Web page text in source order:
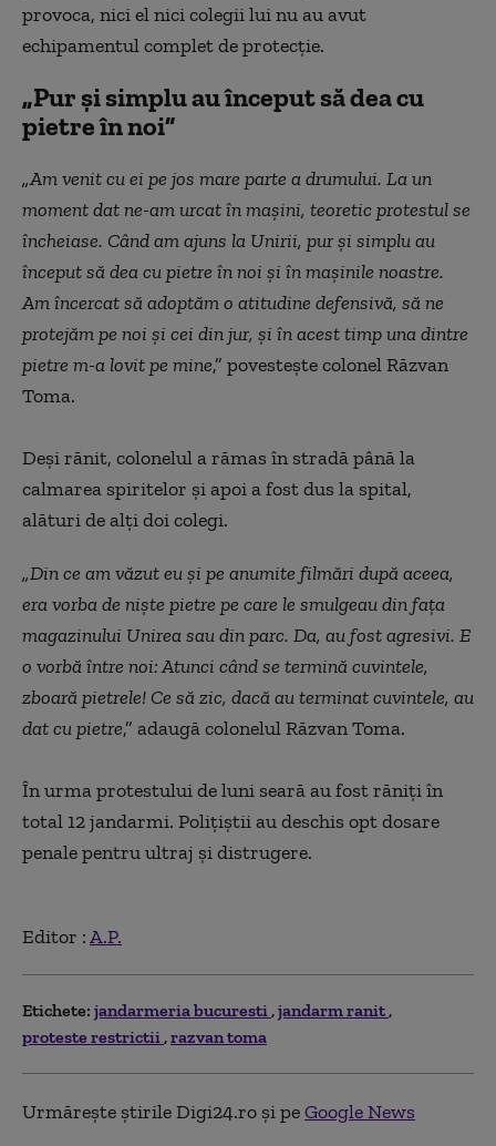
provoca, nici el nici colegii lui nu au avut
echipamentul complet de protecție.
„Pur și simplu au început să dea cu
pietre în noi”
„Am venit cu ei pe jos mare parte a drumului. La un
moment dat ne-am urcat în mașini, teoretic protestul se
încheiase. Când am ajuns la Unirii, pur și simplu au
început să dea cu pietre în noi și în mașinile noastre.
Am încercat să adoptăm o atitudine defensivă, să ne
protejăm pe noi și cei din jur, și în acest timp una dintre
pietre m-a lovit pe mine,” povesteștecolonel Răzvan
Toma.
Deși rănit, colonelul a rămas în stradă până la
calmarea spiritelor și apoi a fost dus la spital,
alături de alți doi colegi.
„Din ce am văzut eu și pe anumite filmări după aceea,
era vorba de niște pietre pe care le smulgeau din fața
magazinului Unirea sau din parc. Da, au fost agresivi. E
o vorbă între noi: Atunci când se termină cuvintele,
zboară pietrele! Ce să zic, dacă au terminat cuvintele, au
dat cu pietre,” adaugă colonelul Răzvan Toma.
În urma protestului de luni seară au fost răniți în
total 12 jandarmi. Polițiștii au deschis opt dosare
penale pentru ultraj și distrugere.
Editor :A.P.
Etichete: jandarmeria bucuresti jandarm ranit
proteste restrictii razvan toma
Urmărește știrile Digi24.ro și peGoogle News